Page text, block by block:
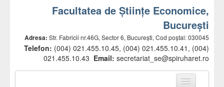
Facultatea de Științe Economice,
București
Adresa: Str. Fabricii nr.46G, Sector 6, București, Cod poștal: 030045
Telefon: (004) 021.455.10.45, (004) 021.455.10.41, (004)
021.455.10.43 Email: secretariat_se@spiruharet.ro